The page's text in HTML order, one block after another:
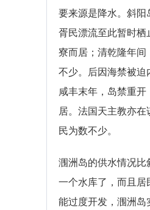
要来源是降水。斜
胥民漂流至此暂时
寮而居；清乾隆年间
不少。后因海禁被
咸丰末年，岛禁重
居。法国天主教亦
民为数不少。
涠洲岛的供水情况
一个水库了，而且
能过度开发，涠洲